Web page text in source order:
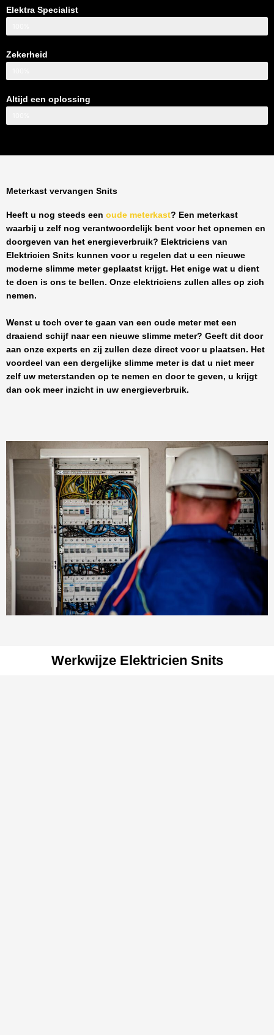
Elektra Specialist
Zekerheid
Altijd een oplossing
Meterkast vervangen Snits
Heeft u nog steeds een oude meterkast? Een meterkast
waarbij u zelf nog verantwoordelijk bent voor het opnemen en
doorgeven van het energieverbruik? Elektriciens van
Elektricien Snits kunnen voor u regelen dat u een nieuwe
moderne slimme meter geplaatst krijgt. Het enige wat u dient
te doen is ons te bellen. Onze elektriciens zullen alles op zich
nemen.
Wenst u toch over te gaan van een oude meter met een
draaiend schijf naar een nieuwe slimme meter? Geeft dit door
aan onze experts en zij zullen deze direct voor u plaatsen. Het
voordeel van een dergelijke slimme meter is dat u niet meer
zelf uw meterstanden op te nemen en door te geven, u krijgt
dan ook meer inzicht in uw energieverbruik.
Werkwijze Elektricien Snits